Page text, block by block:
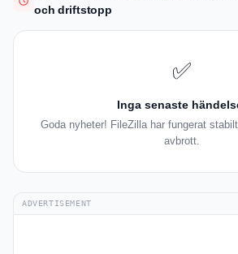
och driftstopp
✅
Inga senaste
Goda nyheter! FileZilla har fungerat
avbrott.
ADVERTISEMENT